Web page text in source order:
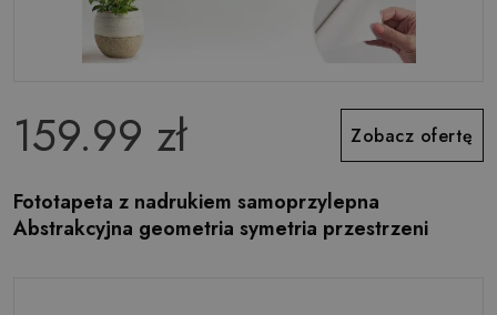
159.99 zł Zobacz ofertę
Fototapeta z nadrukiem samoprzylepna
Abstrakcyjna geometria symetria przestrzeni